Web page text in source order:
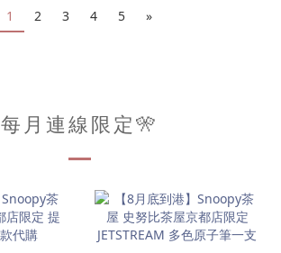
1 2 3 4 5 »
每月連線限定🎌